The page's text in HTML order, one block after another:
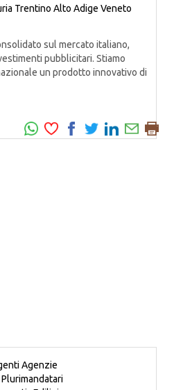
Trentino Alto Adige Veneto
sul mercato italiano,
pubblicitari. Stiamo
un prodotto innovativo di